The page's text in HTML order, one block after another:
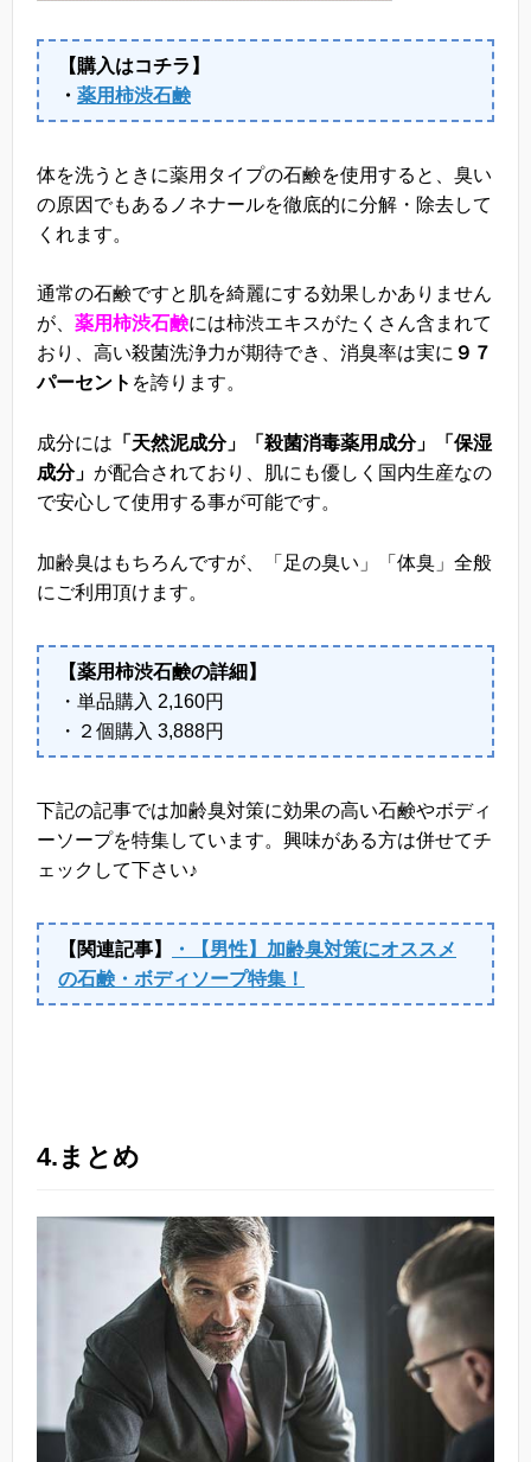
【購入はコチラ】
・ 薬用柿渋石鹸
体を洗うときに薬用タイプの石鹸を使用すると、臭い
の原因でもあるノネナールを徹底的に分解・除去して
くれます。
通常の石鹸ですと肌を綺麗にする効果しかありません
が、 薬用柿渋石鹸には柿渋エキスがたくさん含まれて
おり、高い殺菌洗浄力が期待でき、消臭率は実に ９７
パーセント を誇ります。
成分には 「天然泥成分」「殺菌消毒薬用成分」「保湿
成分」 が配合されており、肌にも優しく国内生産なの
で安心して使用する事が可能です。
加齢臭はもちろんですが、「足の臭い」「体臭」全般
にご利用頂けます。
【薬用柿渋石鹸の詳細】
・単品購入 2,160円
・２個購入 3,888円
下記の記事では加齢臭対策に効果の高い石鹸やボディ
ーソープを特集しています。興味がある方は併せてチ
ェックして下さい♪
【関連記事】
・【男性】加齢臭対策にオススメ
の石鹸・ボディソープ特集！
4.まとめ